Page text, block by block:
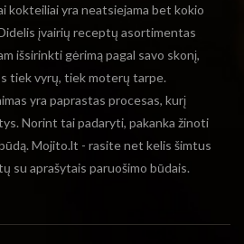
kokteiliai yra neatsiejama bet kokio
įvairių receptų asortimentas
išsirinkti gėrimą pagal savo skonį,
tiek vyrų, tiek moterų tarpe.
yra paprastas procesas, kurį
Norint tai padaryti, pakanka žinoti
Mojito.lt - rasite net kelis šimtus
su aprašytais paruošimo būdais.